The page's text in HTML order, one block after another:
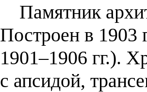
Памятник
Построен в 1903
1901–1906 гг.).
с апсидой,